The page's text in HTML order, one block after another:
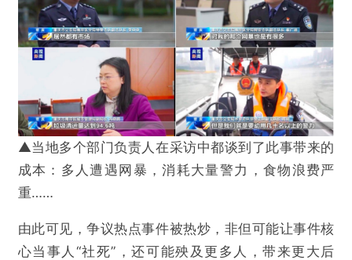
▲当地多个部门负责人在采访中都谈到了此事带来的
成本：多人遭遇网暴，消耗大量警力，食物浪费严
重……
由此可见，争议热点事件被热炒，非但可能让事件核
心当事人“社死”，还可能殃及更多人，带来更大后